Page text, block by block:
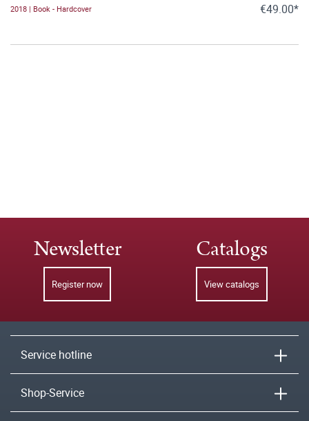
2018 | Book - Hardcover €49.00*
Newsletter
Register now
Catalogs
View catalogs
Service hotline
Shop-Service